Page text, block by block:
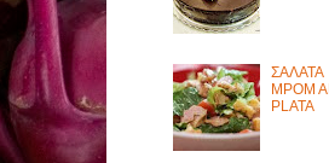
ΣΑΛΑΤΑ
MPOM
PLATA